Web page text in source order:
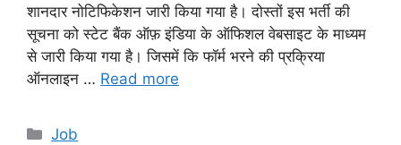
शानदार नोटिफिकेशन जारी किया गया है। दोस्तों इस भर्ती की
सूचना को स्टेट बैंक ऑफ़ इंडिया के ऑफिशल वेबसाइट के माध्यम
से जारी किया गया है। जिसमें कि फॉर्म भरने की प्रक्रिया
ऑनलाइन … Read more
Categories
Job